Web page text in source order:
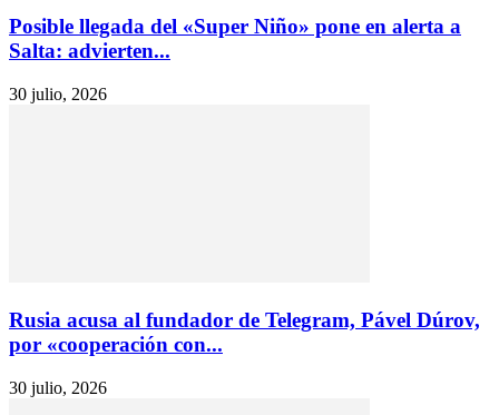
Posible llegada del «Super Niño» pone en alerta a
Salta: advierten...
30 julio, 2026
Rusia acusa al fundador de Telegram, Pável Dúrov,
por «cooperación con...
30 julio, 2026